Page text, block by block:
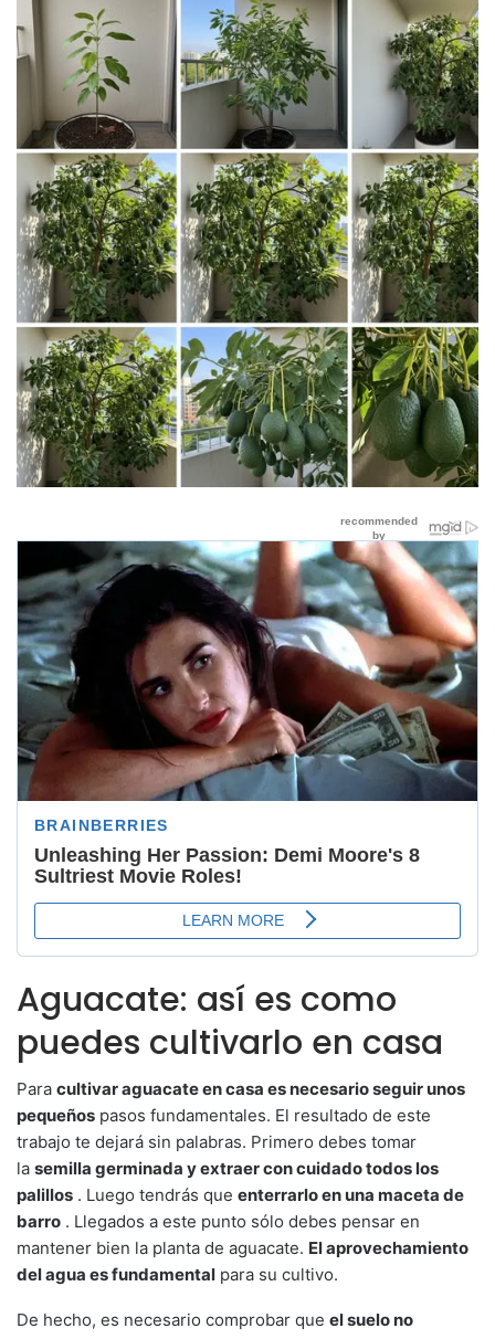
Aguacate: así es como
puedes cultivarlo en casa
Para cultivar aguacate en casa es necesario seguir unos
pequeños pasos fundamentales. El resultado de este
trabajo te dejará sin palabras. Primero debes tomar
la semilla germinada y extraer con cuidado todos los
palillos . Luego tendrás que enterrarlo en una maceta de
barro . Llegados a este punto sólo debes pensar en
mantener bien la planta de aguacate. El aprovechamiento
del agua es fundamental para su cultivo.
De hecho, es necesario comprobar que el suelo no